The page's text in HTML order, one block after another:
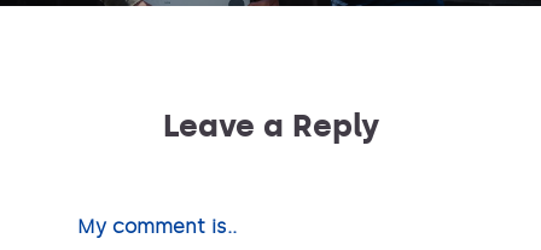
Leave a Reply
My comment is..